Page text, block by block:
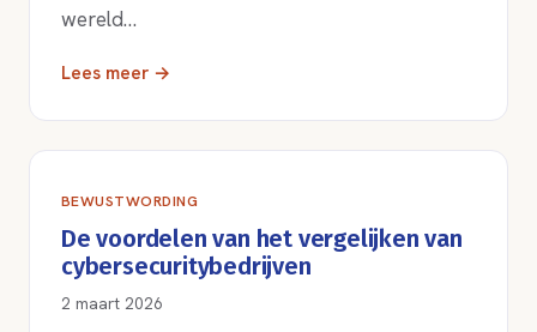
wereld…
Lees meer →
BEWUSTWORDING
De voordelen van het vergelijken van
cybersecuritybedrijven
2 maart 2026